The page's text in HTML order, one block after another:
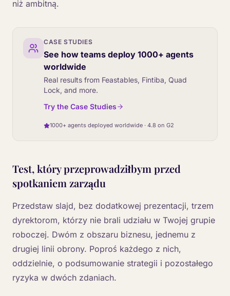
niż ambitną.
CASE STUDIES
See how teams deploy 1000+ agents
worldwide
Real results from Feastables, Fintiba, Quad
Lock, and more.
Try the Case Studies
1000+ agents deployed worldwide · 4.8 on G2
Test, który przeprowadziłbym przed
spotkaniem zarządu
Przedstaw slajd, bez dodatkowej prezentacji, trzem
dyrektorom, którzy nie brali udziału w Twojej grupie
roboczej. Dwóm z obszaru biznesu, jednemu z
drugiej linii obrony. Poproś każdego z nich,
oddzielnie, o podsumowanie strategii i pozostałego
ryzyka w dwóch zdaniach.